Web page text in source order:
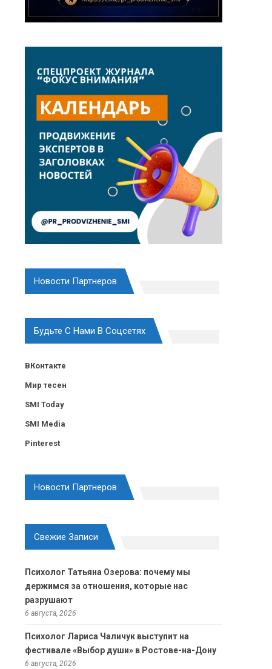
Новости Партнеров
Будьте С Нами В Соцсетях
ВКонтакте
Мир тесен
SMI Today
SMI Media
Pinterest
Новости Партнеров
Свежие Записи
Психолог Татьяна Озерова: почему мы
держимся за отношения, которые нас
разрушают
6 августа, 2026
Психолог Лариса Чаличук выступит на
фестивале «Выбор души» в Ростове-на-Дону
6 августа, 2026